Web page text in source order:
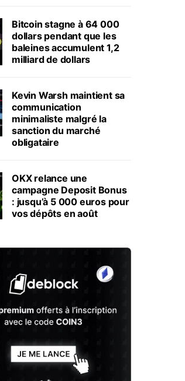
Bitcoin stagne à 64 000
dollars pendant que les
baleines accumulent 1,2
milliard de dollars
Kevin Warsh maintient sa
communication
minimaliste malgré la
sanction du marché
obligataire
OKX relance une
campagne Deposit Bonus
: jusqu’à 5 000 euros pour
vos dépôts en août